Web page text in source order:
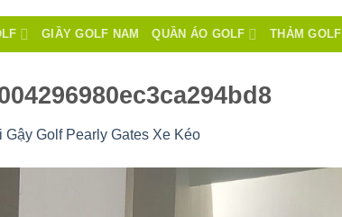
GIẦY GOLF NAM QUẦN ÁO GOLF THẢM GOLF
Gậy Golf Pearly Gates Xe Kéo